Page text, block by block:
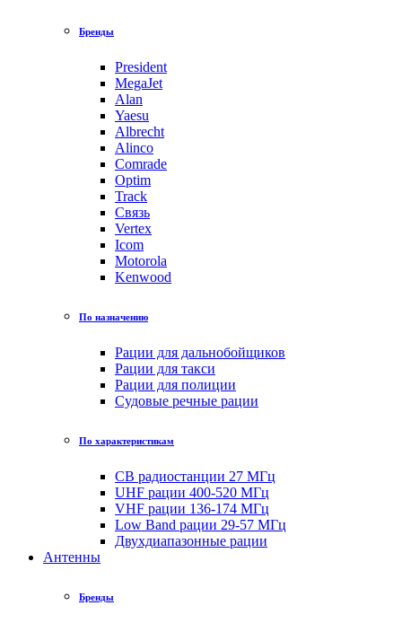
Бренды
President
MegaJet
Alan
Yaesu
Albrecht
Alinco
Comrade
Optim
Track
Связь
Vertex
Icom
Motorola
Kenwood
По назначению
Рации для дальнобойщиков
Рации для такси
Рации для полиции
Судовые речные рации
По характеристикам
CB радиостанции 27 МГц
UHF рации 400-520 МГц
VHF рации 136-174 МГц
Low Band рации 29-57 МГц
Двухдиапазонные рации
Антенны
Бренды